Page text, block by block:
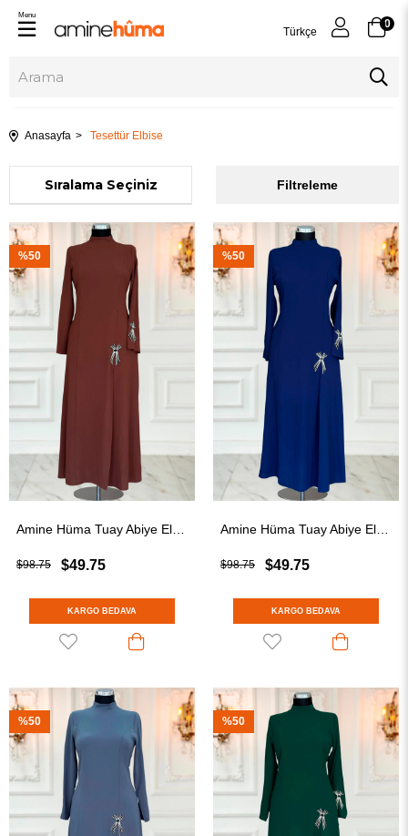
Türkçe
0
Menu
Anasayfa Tesettür Elbise
Filtreleme
Sıralama
$49.75
$98.75
KARGO BEDAVA
%50
$49.75
$98.75
KARGO BEDAVA
%50
%50 %50